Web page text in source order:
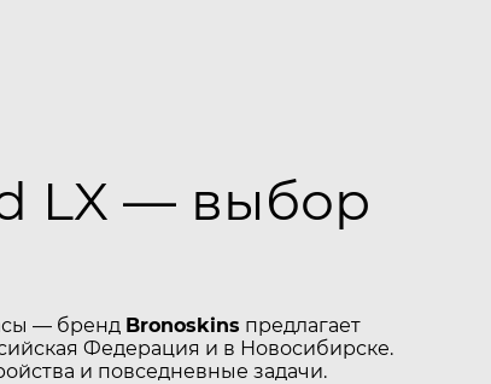
LX — выбор
— бренд Bronoskins предлагает
Федерация и в Новосибирске.
и повседневные задачи.